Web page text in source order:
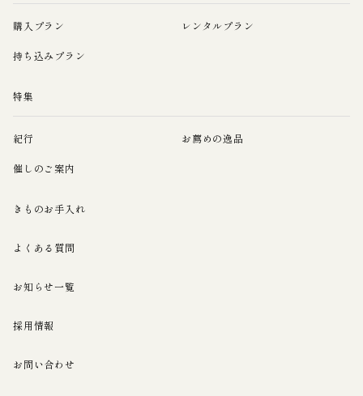
購入プラン レンタルプラン
持ち込みプラン
特集
紀行 お薦めの逸品
催しのご案内
きものお手入れ
よくある質問
お知らせ一覧
採用情報
お問い合わせ